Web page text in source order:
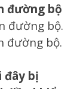
đường bộ
đường bộ.
đường bộ.
đây bị